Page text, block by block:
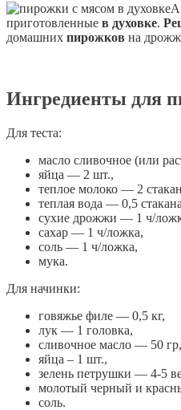
приготовленные в духовке.
домашних пирожков на
Ингредиенты для
Для теста:
масло сливочное (или
яйца — 2 шт.,
теплое молоко — 2
теплая вода — 0,5
сухие дрожжи — 1 ч/
сахар — 1 ч/ложка,
соль — 1 ч/ложка,
мука.
Для начинки:
говяжье филе — 0,5 кг,
лук — 1 головка,
сливочное масло — 50 гр,
яйца – 1 шт.,
зелень петрушки — 4-5
молотый черный и
соль.